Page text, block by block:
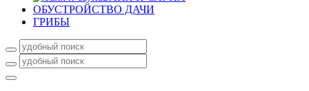
ОБУСТРОЙСТВО ДАЧИ
ГРИБЫ